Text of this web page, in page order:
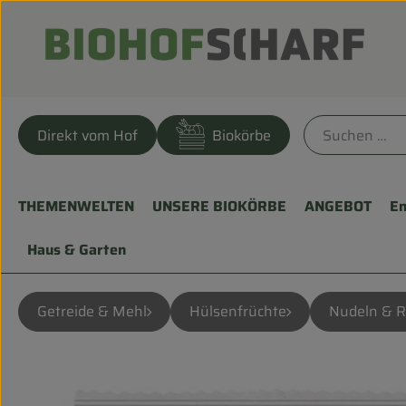
Direkt vom Hof Biokörbe
THEMENWELTEN UNSERE BIOKÖRBE ANGEBOT
Haus & Garten
Getreide & Mehl Hülsenfrüchte Nudeln &